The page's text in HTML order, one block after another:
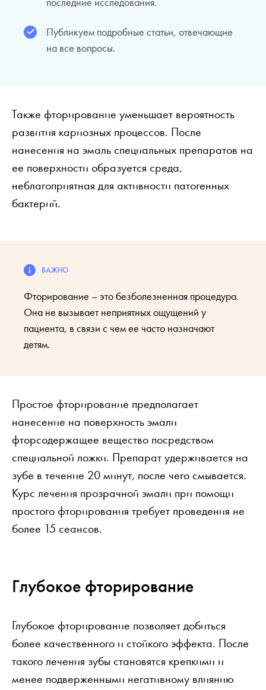
Публикуем подробные статьи, отвечающие
на все вопросы.
Также фторирование уменьшает вероятность
развития кариозных процессов. После
нанесения на эмаль специальных препаратов на
ее поверхности образуется среда,
неблагоприятная для активности патогенных
бактерий.
Фторирование – это безболезненная процедура.
Она не вызывает неприятных ощущений у
пациента, в связи с чем ее часто назначают
детям.
Простое фторирование предполагает
нанесение на поверхность эмали
фторсодержащее вещество посредством
специальной ложки. Препарат удерживается на
зубе в течение 20 минут, после чего смывается.
Курс лечения прозрачной эмали при помощи
простого фторирования требует проведения не
более 15 сеансов.
Глубокое фторирование
Глубокое фторирование позволяет добиться
более качественного и стойкого эффекта. После
такого лечения зубы становятся крепкими и
менее подверженными негативному влиянию